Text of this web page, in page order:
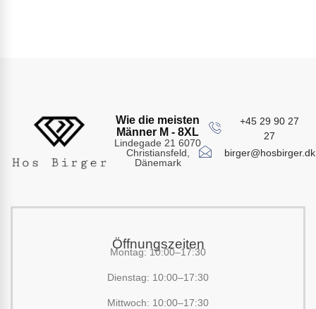
Wie die meisten
Männer M - 8XL
Lindegade 21 6070
Christiansfeld,
Dänemark
+45 29 90 27
27
birger@hosbirger.dk
Öffnungszeiten
Montag: 10:00–17:30
Dienstag: 10:00–17:30
Mittwoch: 10:00–17:30